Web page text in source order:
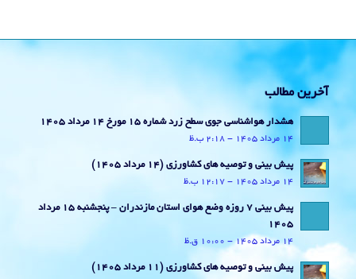
آخرین مطالب
هشدار هواشناسی جوی سطح زرد شماره 15 مورخ 14 مرداد 1405
14 مرداد 1405 - 2:18 ب.ظ
پیش بینی و توصیه های کشاورزی (14 مرداد ۱۴۰۵)
14 مرداد 1405 - 12:17 ب.ظ
پیش بینی 7 روزه وضع هوای استان مازندران – پنجشنبه 15 مرداد
1405
14 مرداد 1405 - 10:00 ق.ظ
پیش بینی و توصیه های کشاورزی (11 مرداد ۱۴۰۵)